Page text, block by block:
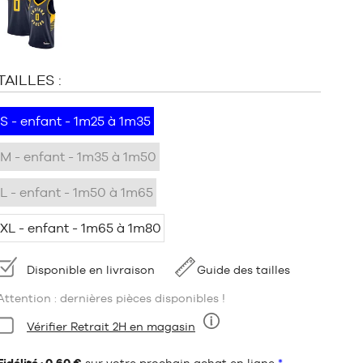
:
S - enfant - 1m25 à 1m35
M - enfant - 1m35 à 1m50
L - enfant - 1m50 à 1m65
XL - enfant - 1m65 à 1m80
Disponible en livraison Guide des tailles
: dernières pièces disponibles !
Vérifier Retrait 2H en magasin